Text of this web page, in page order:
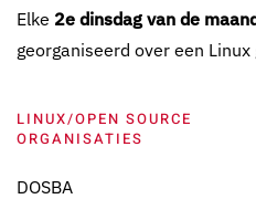
Elke 2e dinsdag van de
georganiseerd over een
LINUX/OPEN SOURCE
ORGANISATIES
DOSBA